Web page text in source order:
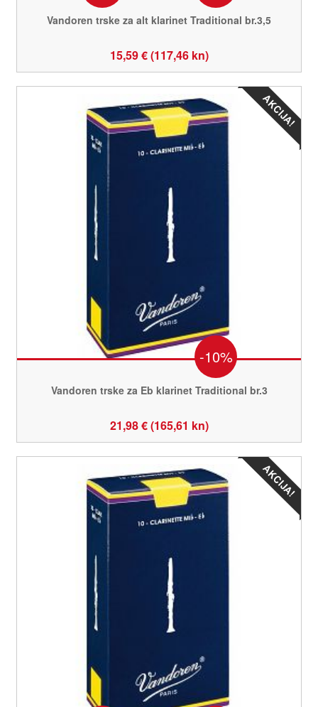
Vandoren trske za alt klarinet Traditional br.3,5
15,59 € (117,46 kn)
-10%
Vandoren trske za Eb klarinet Traditional br.3
21,98 € (165,61 kn)